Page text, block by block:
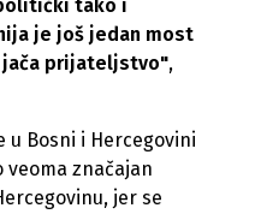
tako i
je još jedan most
jača prijateljstvo",
u Bosni i Hercegovini
veoma značajan
jer se